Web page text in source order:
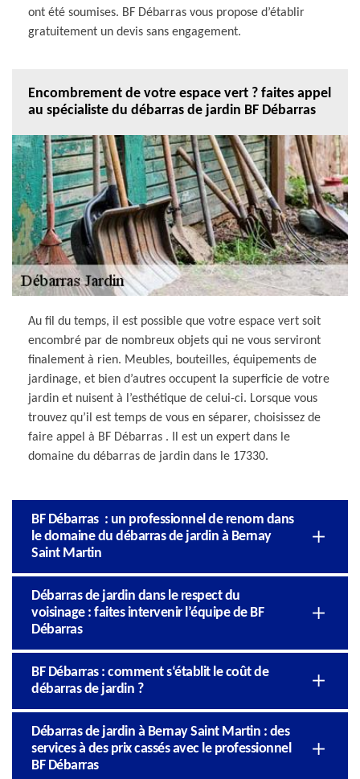
ont été soumises. BF Débarras vous propose d’établir
gratuitement un devis sans engagement.
Encombrement de votre espace vert ? faites appel
au spécialiste du débarras de jardin BF Débarras
Au fil du temps, il est possible que votre espace vert soit
encombré par de nombreux objets qui ne vous serviront
finalement à rien. Meubles, bouteilles, équipements de
jardinage, et bien d’autres occupent la superficie de votre
jardin et nuisent à l’esthétique de celui-ci. Lorsque vous
trouvez qu’il est temps de vous en séparer, choisissez de
faire appel à BF Débarras . Il est un expert dans le
domaine du débarras de jardin dans le 17330.
BF Débarras : un professionnel de renom dans
le domaine du débarras de jardin à Bernay
Saint Martin
Débarras de jardin dans le respect du
voisinage : faites intervenir l’équipe de BF
Débarras
BF Débarras : comment s‘établit le coût de
débarras de jardin ?
Débarras de jardin à Bernay Saint Martin : des
services à des prix cassés avec le professionnel
BF Débarras